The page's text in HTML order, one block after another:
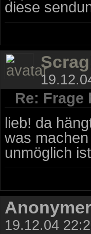
diese
Re: Frage
lieb! da
was
unmöglich
19.12.04